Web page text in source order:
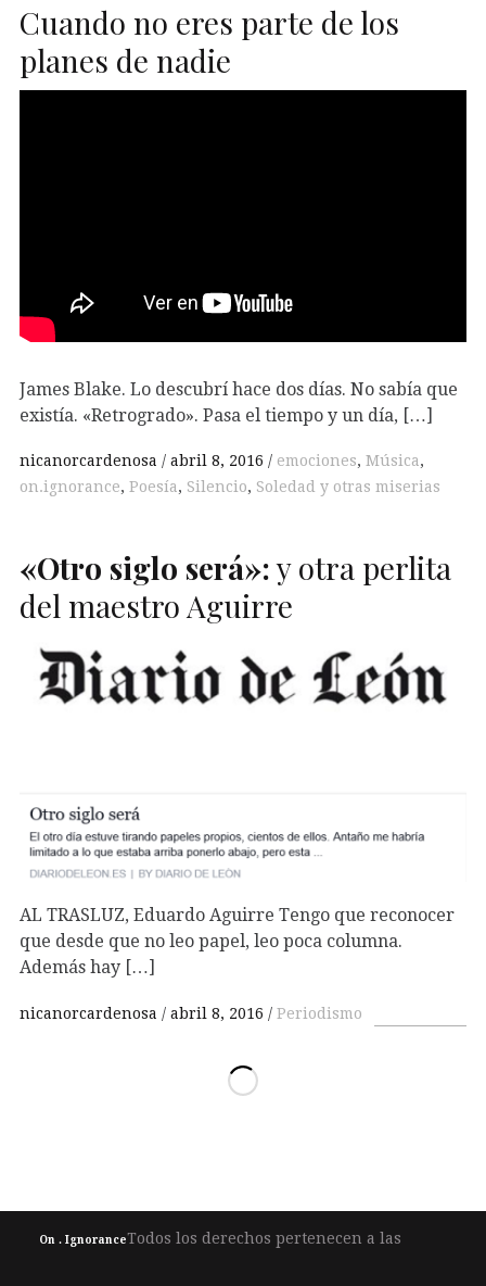
Cuando no eres parte de los
planes de nadie
James Blake. Lo descubrí hace dos días. No sabía que
existía. «Retrogrado». Pasa el tiempo y un día, […]
nicanorcardenosa abril 8, 2016 emociones, Música,
on.ignorance, Poesía, Silencio, Soledad y otras miserias
«Otro siglo será»:y otra perlita
del maestro Aguirre
AL TRASLUZ, Eduardo Aguirre Tengo que reconocer
que desde que no leo papel, leo poca columna.
Además hay […]
nicanorcardenosa abril 8, 2016 Periodismo
On . IgnoranceTodos los derechos pertenecen a las